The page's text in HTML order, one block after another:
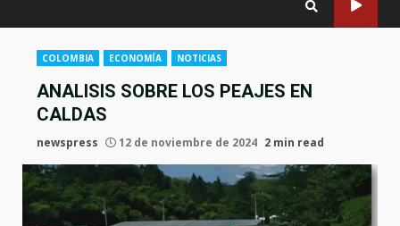
COLOMBIA ECONOMÍA NOTICIAS
ANALISIS SOBRE LOS PEAJES EN
CALDAS
newspress 12 de noviembre de 2024 2 min read